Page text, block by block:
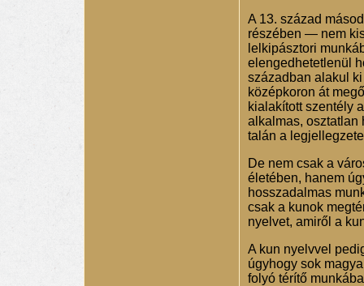
A 13. század
részében — nem
lelkipásztori
elengedhetetlenül
században alakul
középkoron át
kialakított szentély
alkalmas, osztatlan
talán a
De nem csak a
életében, hanem
hosszadalmas
csak a kunok
nyelvet, amiről a
A kun nyelvvel
úgyhogy sok
folyó térítő